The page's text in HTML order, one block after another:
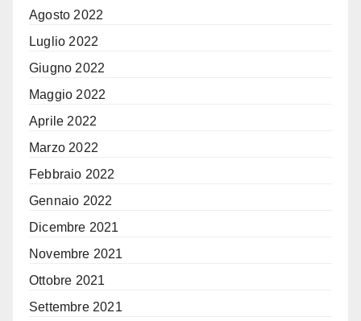
Agosto 2022
Luglio 2022
Giugno 2022
Maggio 2022
Aprile 2022
Marzo 2022
Febbraio 2022
Gennaio 2022
Dicembre 2021
Novembre 2021
Ottobre 2021
Settembre 2021